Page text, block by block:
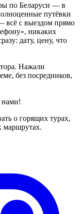
по Беларуси — в
путёвки
всё с выездом прямо
никаких
дату, цену, что
Нажали
без посредников,
нами!
о горящих турах,
маршрутах.